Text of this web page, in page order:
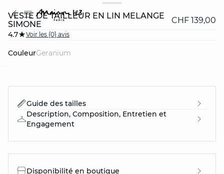
VESTE DE TAILLEUR EN LIN MÉLANGÉ
SIMONE
CHF 139,00
4.7 Voir les {0} avis
Couleur geranium
Guide des tailles
Description, Composition, Entretien et
Engagement
Disponibilité en boutique